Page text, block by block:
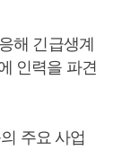
해 긴급생계
인력을 파견
주요 사업